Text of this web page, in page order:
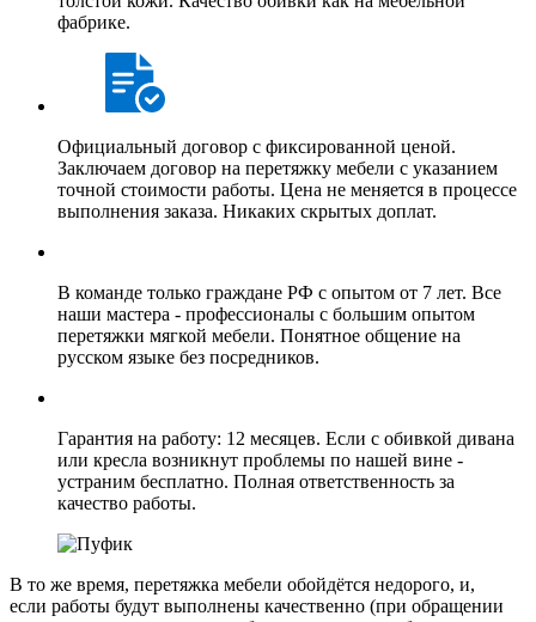
фабрике.
Официальный договор с фиксированной ценой.
Заключаем договор на перетяжку мебели с указанием
точной стоимости работы. Цена не меняется в процессе
выполнения заказа. Никаких скрытых доплат.
В команде только граждане РФ с опытом от 7 лет. Все
наши мастера - профессионалы с большим опытом
перетяжки мягкой мебели. Понятное общение на
русском языке без посредников.
Гарантия на работу: 12 месяцев. Если с обивкой дивана
или кресла возникнут проблемы по нашей вине -
устраним бесплатно. Полная ответственность за
качество работы.
В то же время, перетяжка мебели обойдётся недорого, и,
если работы будут выполнены качественно (при обращении